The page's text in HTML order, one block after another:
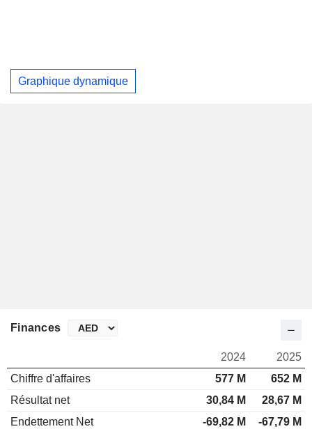
Graphique dynamique
Finances
2024
2025
Chiffre d'affaires
577 M
652 M
Résultat net
30,84 M
28,67 M
Endettement Net
-69,82 M -67,79 M